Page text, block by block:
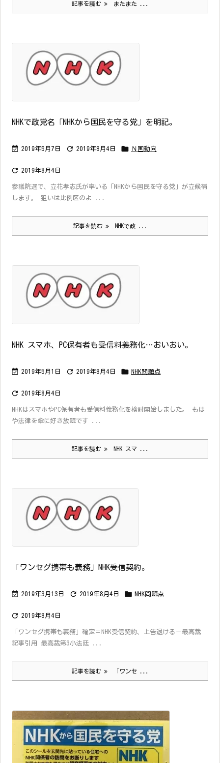
記事を読む またまた ...
NHKで政党名「NHKから国民を守る党」を明記。
 2019年5月7日  2019年8月4日  Ｎ国動向
 2019年8月4日
参議院選で、立花孝志氏が率いる「NHKから国民を守る党」が立候補
します。 狙いは比例区のよ ...
記事を読む NHKで政 ...
NHK スマホ、PC保有者も受信料義務化…おいおい。
 2019年5月1日  2019年8月4日  NHK問題点
 2019年8月4日
NHKはスマホやPC保有者も受信料義務化を検討開始しました。 もは
や法律を傘に好き放題です ...
記事を読む NHK スマ ...
「ワンセグ携帯も義務」NHK受信契約。
 2019年3月13日  2019年8月4日  NHK問題点
 2019年8月4日
「ワンセグ携帯も義務」確定＝NHK受信契約、上告退ける－最高裁
記事引用 最高裁第3小法廷 ...
記事を読む 「ワンセ ...